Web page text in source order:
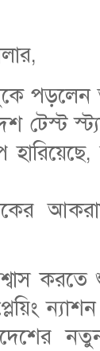
টেস্ট
ন্যাশন